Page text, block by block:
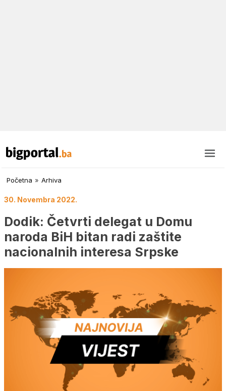
Početna » Arhiva
30. Novembra 2022.
Dodik: Četvrti delegat u Domu
naroda BiH bitan radi zaštite
nacionalnih interesa Srpske